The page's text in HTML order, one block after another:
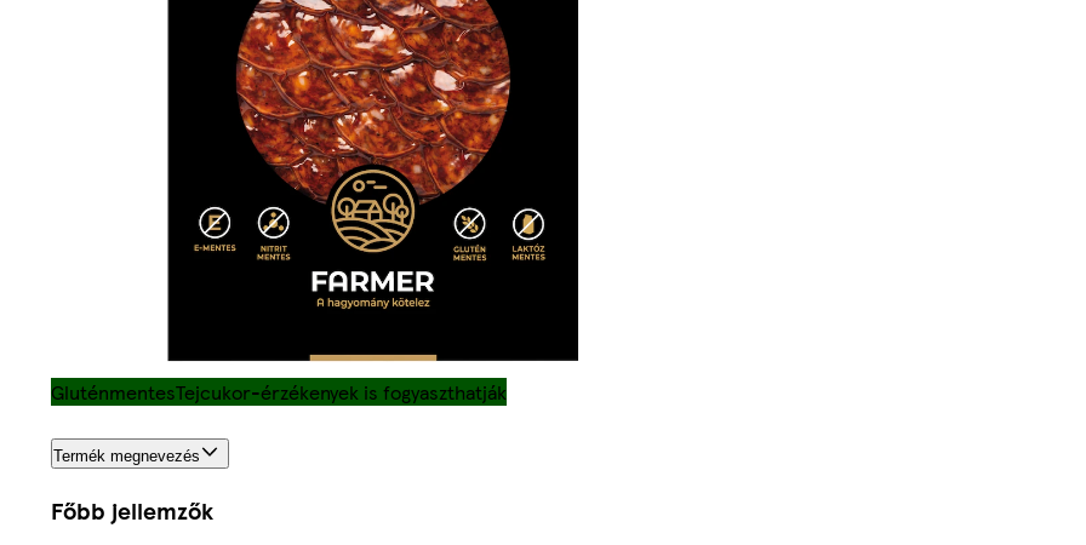
GluténmentesTejcukor-érzékenyek is fogyaszthatják
Termék megnevezés
Főbb jellemzők